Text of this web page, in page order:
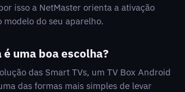
isso a NetMaster orienta a ativação
modelo do seu aparelho.
é uma boa escolha?
das Smart TVs, um TV Box Android
das formas mais simples de levar